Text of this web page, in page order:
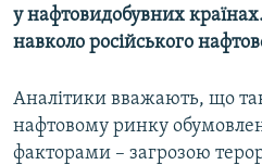
СПЕЦПРОЄКТИ
КРИМ РЕАЛІЇ
РУС
у нафтовидобувних
навколо російського
Аналітики вважають, що
нафтовому ринку
факторами – загрозою